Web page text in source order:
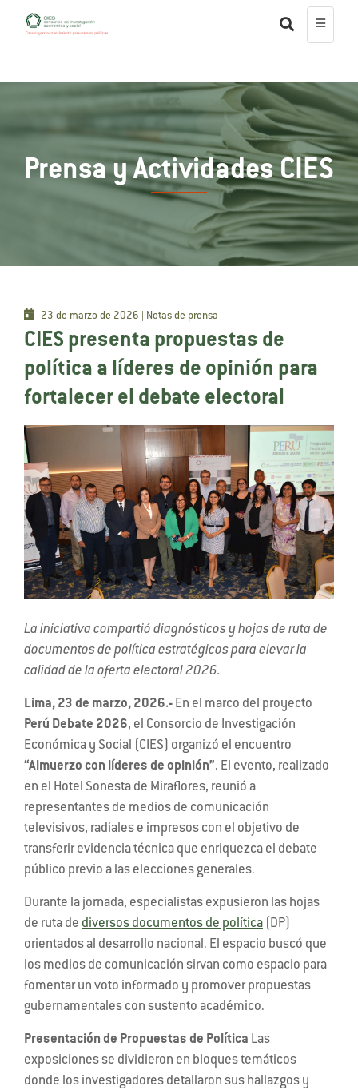
Prensa y Actividades CIES
23 de marzo de 2026 | Notas de prensa
CIES presenta propuestas de
política a líderes de opinión para
fortalecer el debate electoral
La iniciativa compartió diagnósticos y hojas de ruta de
documentos de política estratégicos para elevar la
calidad de la oferta electoral 2026.
Lima, 23 de marzo, 2026.- En el marco del proyecto
Perú Debate 2026, el Consorcio de Investigación
Económica y Social (CIES) organizó el encuentro
“Almuerzo con líderes de opinión”. El evento, realizado
en el Hotel Sonesta de Miraflores, reunió a
representantes de medios de comunicación
televisivos, radiales e impresos con el objetivo de
transferir evidencia técnica que enriquezca el debate
público previo a las elecciones generales.
Durante la jornada, especialistas expusieron las hojas
de ruta de diversos documentos de política (DP)
orientados al desarrollo nacional. El espacio buscó que
los medios de comunicación sirvan como espacio para
fomentar un voto informado y promover propuestas
gubernamentales con sustento académico.
Presentación de Propuestas de Política Las
exposiciones se dividieron en bloques temáticos
donde los investigadores detallaron sus hallazgos y